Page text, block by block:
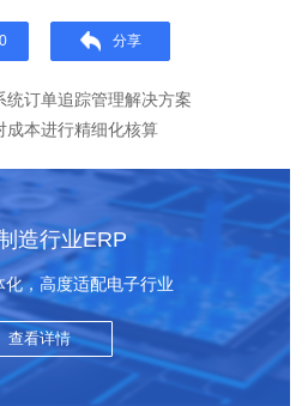
0 分享
统订单追踪管理解决方案
成本进行精细化核算
造行业ERP
化，高度适配电子行业
查看详情